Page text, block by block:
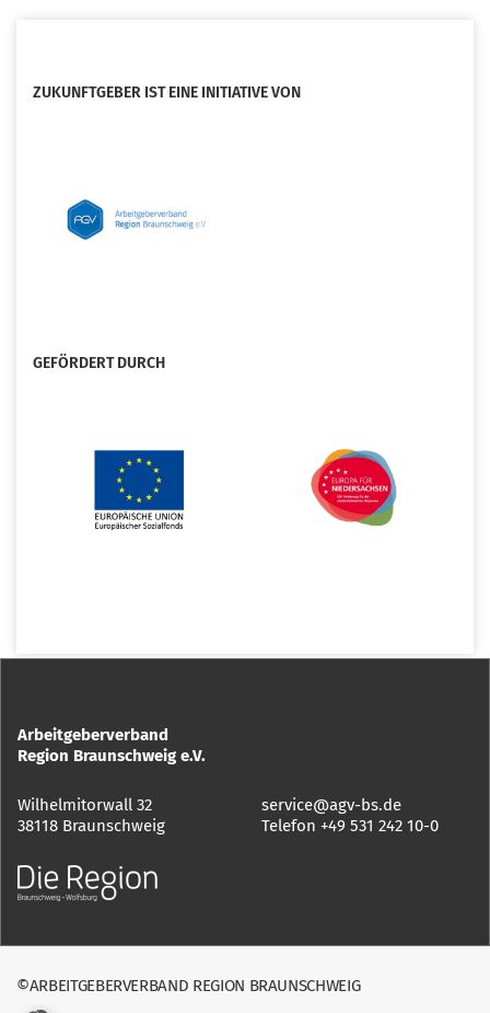
ZUKUNFTGEBER IST EINE INITIATIVE VON
GEFÖRDERT DURCH
Arbeitgeberverband
Region Braunschweig e.V.
Wilhelmitorwall 32
38118 Braunschweig
service@agv-bs.de
Telefon +49 531 242 10-0
©ARBEITGEBERVERBAND REGION BRAUNSCHWEIG